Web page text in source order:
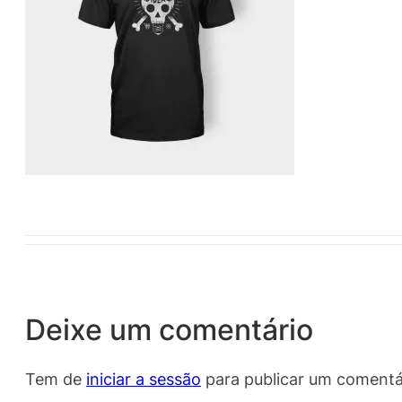
Deixe um comentário
Tem de iniciar a sessão para publicar um